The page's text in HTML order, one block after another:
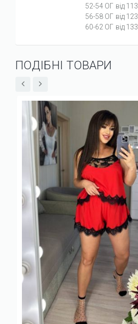
52-54 ОГ від 113
56-58 ОГ від 123
60-62 ОГ від 133
ПОДІБНІ ТОВАРИ